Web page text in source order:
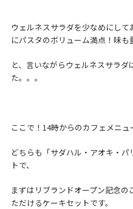
ウェルネスサラダを少なめにし
にパスタのボリューム満点！味も
と、言いながらウェルネスサラ
た。。。
ここで！14時からのカフェメニュ
どちらも「サダハル・アオキ・
トで、
まずはリブランドオープン記念
ただけるケーキセットです。